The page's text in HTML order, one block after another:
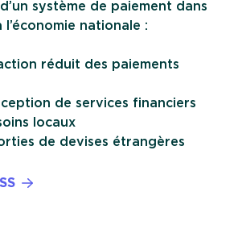
système de paiement dans
nationale :
réduit des paiements
de services financiers
locaux
de devises étrangères